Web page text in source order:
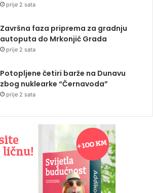
prije 2 sata
Završna faza priprema za gradnju
autoputa do Mrkonjić Grada
prije 2 sata
Potopljene četiri barže na Dunavu
zbog nuklearke “Černavoda”
prije 2 sata